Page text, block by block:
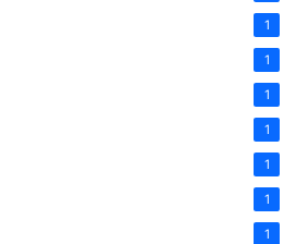
1
1
1
1
1
1
1